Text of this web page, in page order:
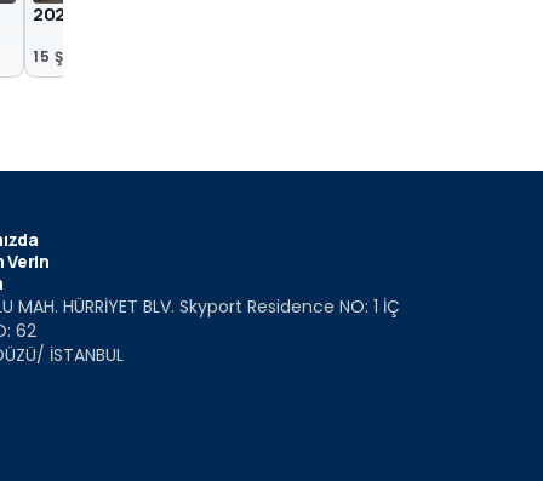
2021 Chevrolet Bolt EV
15 Şub 2021
Verin
MAH. HÜRRİYET BLV. Skyport Residence NO: 1 İÇ
62
İSTANBUL